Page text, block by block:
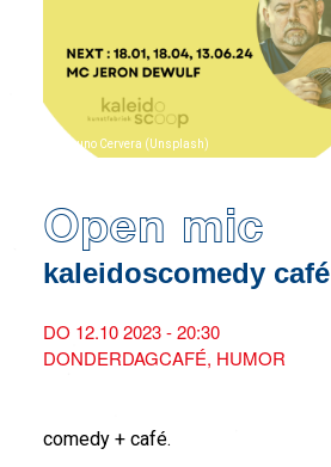
© Bruno Cervera (Unsplash)
Open mic
kaleidoscomedy café
DO 12.10 2023 - 20:30
DONDERDAGCAFÉ HUMOR
comedy + café.